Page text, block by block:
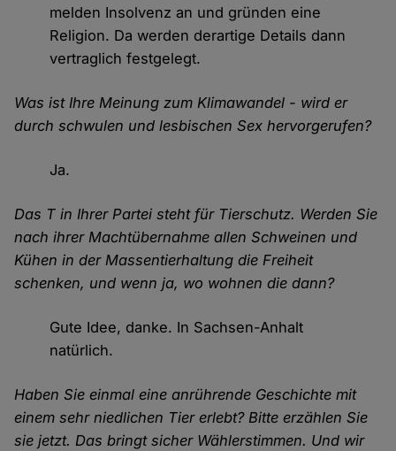
melden Insolvenz an und gründen eine
Religion. Da werden derartige Details dann
vertraglich festgelegt.
Was ist Ihre Meinung zum Klimawandel - wird er
durch schwulen und lesbischen Sex hervorgerufen?
Ja.
Das T in Ihrer Partei steht für Tierschutz. Werden Sie
nach ihrer Machtübernahme allen Schweinen und
Kühen in der Massentierhaltung die Freiheit
schenken, und wenn ja, wo wohnen die dann?
Gute Idee, danke. In Sachsen-Anhalt
natürlich.
Haben Sie einmal eine anrührende Geschichte mit
einem sehr niedlichen Tier erlebt? Bitte erzählen Sie
sie jetzt. Das bringt sicher Wählerstimmen. Und wir